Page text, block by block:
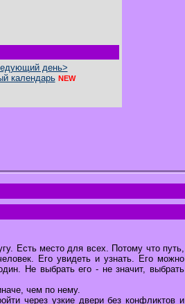
день>
календарь NEW
Есть место для всех. Потому что путь,
Его увидеть и узнать. Его можно
Не выбрать его - не значит, выбрать
чем по нему.
через узкие двери без конфликтов и